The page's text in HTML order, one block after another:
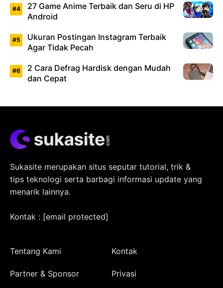
27 Game Anime Terbaik dan Seru di HP
Android
Ukuran Postingan Instagram Terbaik
Agar Tidak Pecah
2 Cara Defrag Hardisk dengan Mudah
dan Cepat
Sukasite merupakan situs seputar tutorial, trik &
tips teknologi serta barbagi informasi update yang
menarik lainnya.
Kontak : [email protected]
Tentang Kami Kontak
Partner & Sponsor Privasi